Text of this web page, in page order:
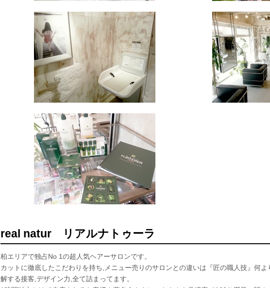
real natur リアルナトゥーラ
柏エリアで独占No 1の超人気ヘアーサロンです。
カットに徹底したこだわりを持ち,メニュー売りのサロンとの違いは『匠の職人技』何
解する接客,デザイン力,全て詰まってます。